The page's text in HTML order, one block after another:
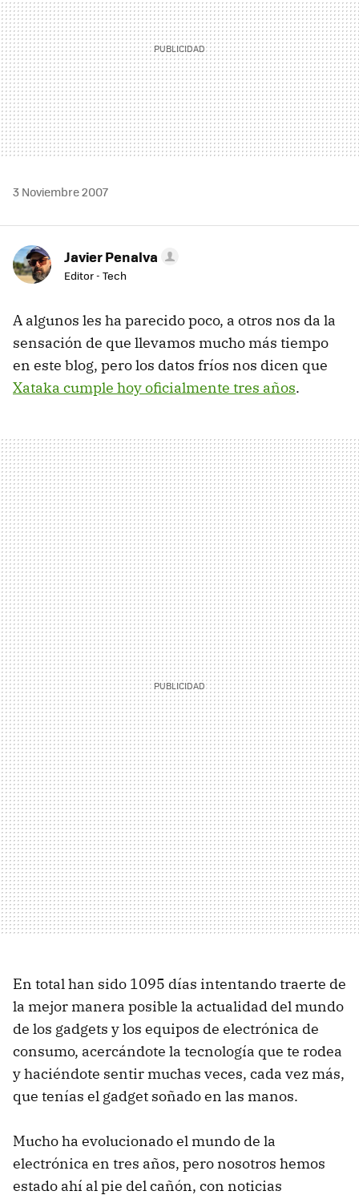
3 Noviembre 2007
Javier Penalva
Editor - Tech
A algunos les ha parecido poco, a otros nos da la
sensación de que llevamos mucho más tiempo
en este blog, pero los datos fríos nos dicen que
Xataka cumple hoy oficialmente tres años.
En total han sido 1095 días intentando traerte de
la mejor manera posible la actualidad del mundo
de los gadgets y los equipos de electrónica de
consumo, acercándote la tecnología que te rodea
y haciéndote sentir muchas veces, cada vez más,
que tenías el gadget soñado en las manos.
Mucho ha evolucionado el mundo de la
electrónica en tres años, pero nosotros hemos
estado ahí al pie del cañón, con noticias